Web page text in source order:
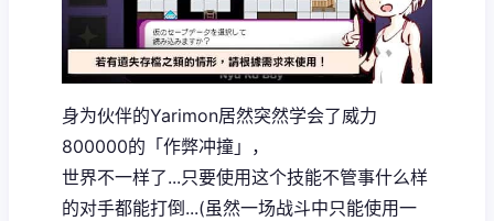
身为伙伴的Yarimon居然突然学会了威力
800000的「作弊冲撞」，
世界不一样了...只要使用这个技能不管事什么样
的对手都能打倒...(虽然一场战斗中只能使用一